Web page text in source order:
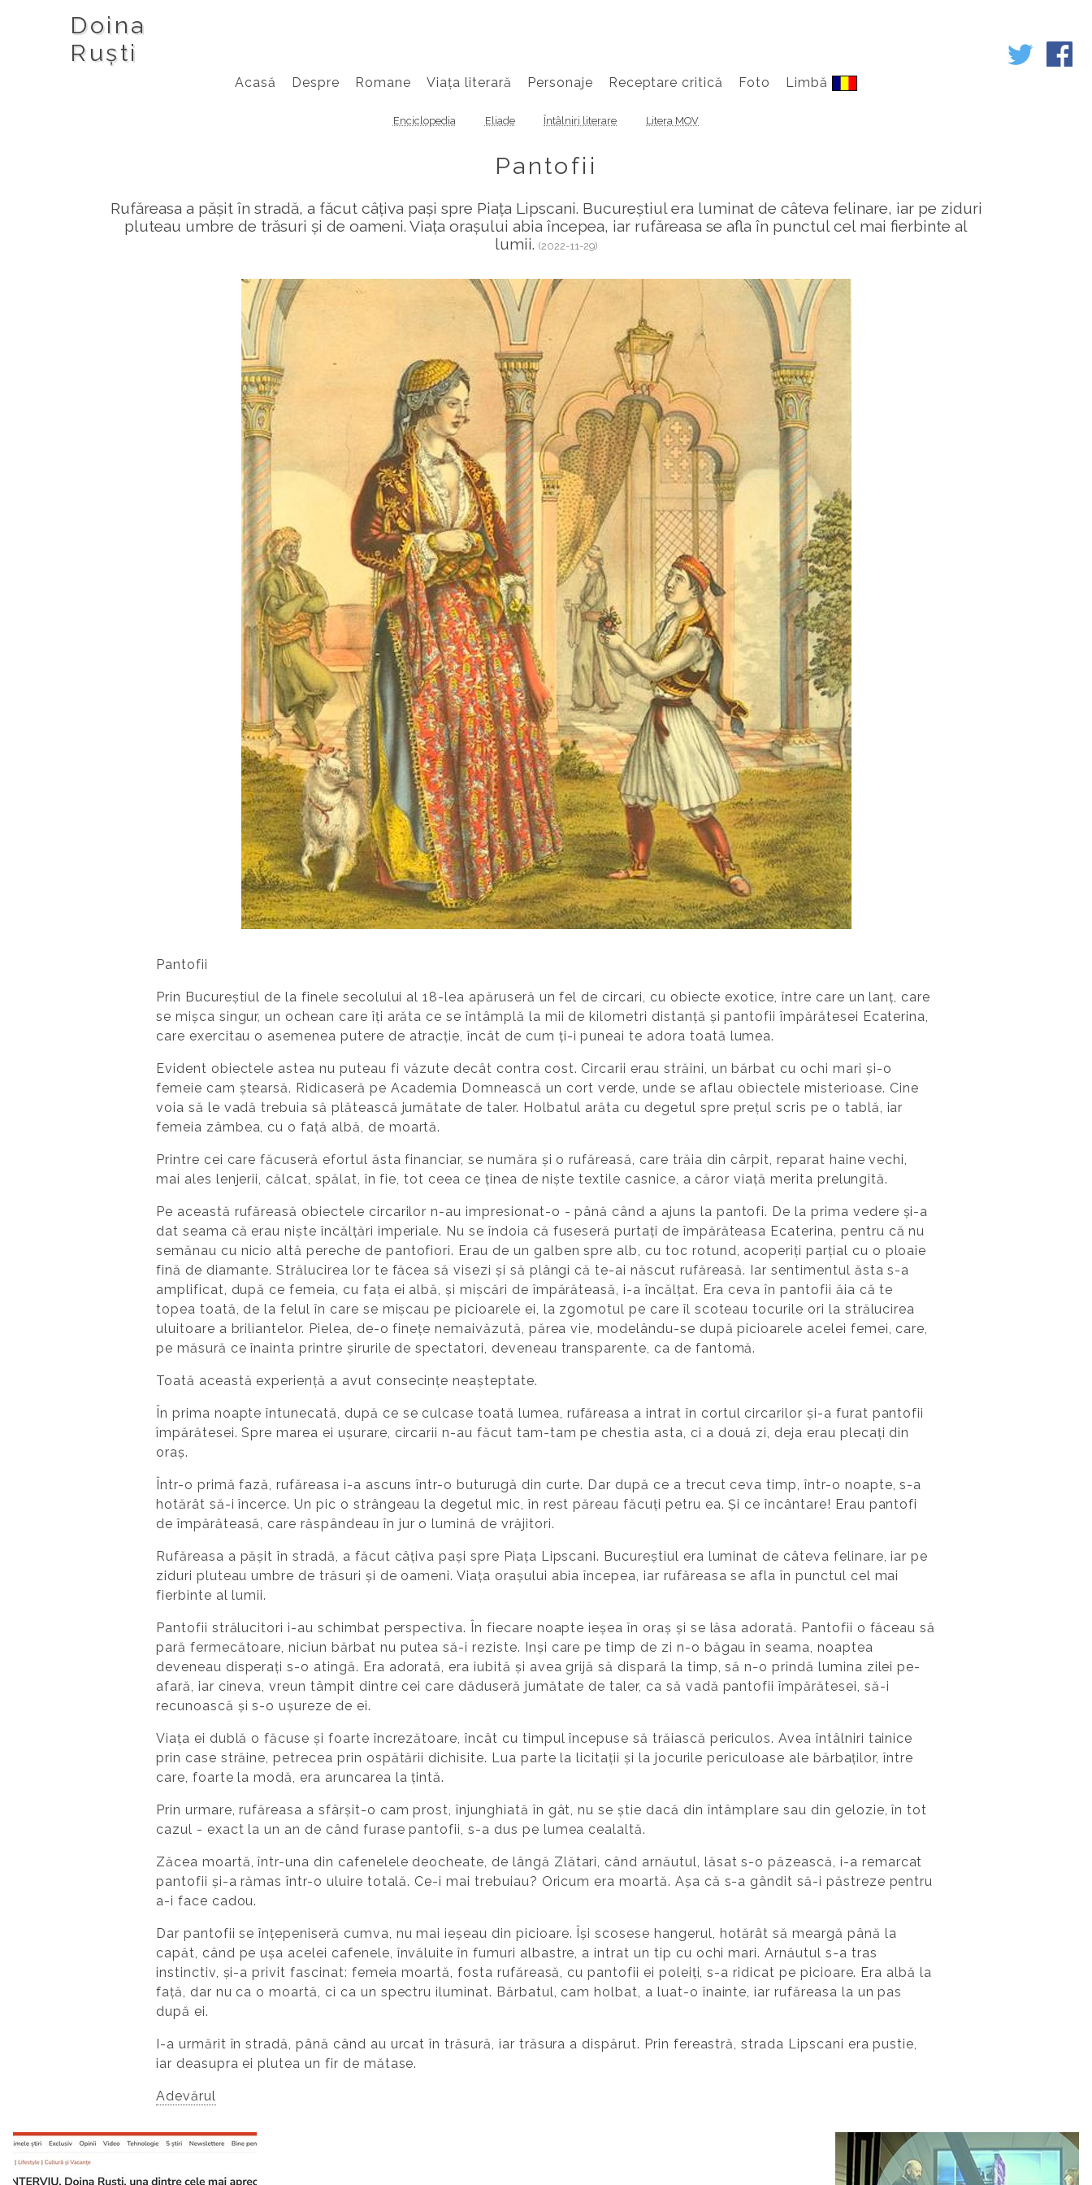
Doina
Ruști
Acasă Despre Romane Viața literară Personaje Receptare critică Foto Limbă
Enciclopedia Eliade Întâlniri literare Litera MOV
Pantofii
Rufăreasa a pășit în stradă, a făcut câțiva pași spre Piața Lipscani. Bucureștiul era luminat de câteva felinare, iar pe ziduri
pluteau umbre de trăsuri și de oameni. Viața orașului abia începea, iar rufăreasa se afla în punctul cel mai fierbinte al
lumii. (2022-11-29)
Pantofii
Prin Bucureștiul de la finele secolului al 18-lea apăruseră un fel de circari, cu obiecte exotice, între care un lanț, care
se mișca singur, un ochean care îți arăta ce se întâmplă la mii de kilometri distanță și pantofii împărătesei Ecaterina,
care exercitau o asemenea putere de atracție, încât de cum ți-i puneai te adora toată lumea.
Evident obiectele astea nu puteau fi văzute decât contra cost. Circarii erau străini, un bărbat cu ochi mari și-o
femeie cam ștearsă. Ridicaseră pe Academia Domnească un cort verde, unde se aflau obiectele misterioase. Cine
voia să le vadă trebuia să plătească jumătate de taler. Holbatul arăta cu degetul spre prețul scris pe o tablă, iar
femeia zâmbea, cu o față albă, de moartă.
Printre cei care făcuseră efortul ăsta financiar, se număra și o rufăreasă, care trăia din cârpit, reparat haine vechi,
mai ales lenjerii, călcat, spălat, în fie, tot ceea ce ținea de niște textile casnice, a căror viață merita prelungită.
Pe această rufăreasă obiectele circarilor n-au impresionat-o - până când a ajuns la pantofi. De la prima vedere și-a
dat seama că erau niște încălțări imperiale. Nu se îndoia că fuseseră purtați de împărăteasa Ecaterina, pentru că nu
semănau cu nicio altă pereche de pantofiori. Erau de un galben spre alb, cu toc rotund, acoperiți parțial cu o ploaie
fină de diamante. Strălucirea lor te făcea să visezi și să plângi că te-ai născut rufăreasă. Iar sentimentul ăsta s-a
amplificat, după ce femeia, cu fața ei albă, și mișcări de împărăteasă, i-a încălțat. Era ceva în pantofii ăia că te
topea toată, de la felul în care se mișcau pe picioarele ei, la zgomotul pe care îl scoteau tocurile ori la strălucirea
uluitoare a briliantelor. Pielea, de-o finețe nemaivăzută, părea vie, modelându-se după picioarele acelei femei, care,
pe măsură ce înainta printre șirurile de spectatori, deveneau transparente, ca de fantomă.
Toată această experiență a avut consecințe neașteptate.
În prima noapte întunecată, după ce se culcase toată lumea, rufăreasa a intrat în cortul circarilor și-a furat pantofii
împărătesei. Spre marea ei ușurare, circarii n-au făcut tam-tam pe chestia asta, ci a două zi, deja erau plecați din
oraș.
Într-o primă fază, rufăreasa i-a ascuns într-o buturugă din curte. Dar după ce a trecut ceva timp, într-o noapte, s-a
hotărât să-i încerce. Un pic o strângeau la degetul mic, în rest păreau făcuți petru ea. Și ce încântare! Erau pantofi
de împărăteasă, care răspândeau în jur o lumină de vrăjitori.
Rufăreasa a pășit în stradă, a făcut câțiva pași spre Piața Lipscani. Bucureștiul era luminat de câteva felinare, iar pe
ziduri pluteau umbre de trăsuri și de oameni. Viața orașului abia începea, iar rufăreasa se afla în punctul cel mai
fierbinte al lumii.
Pantofii strălucitori i-au schimbat perspectiva. În fiecare noapte ieșea în oraș și se lăsa adorată. Pantofii o făceau să
pară fermecătoare, niciun bărbat nu putea să-i reziste. Inși care pe timp de zi n-o băgau în seama, noaptea
deveneau disperați s-o atingă. Era adorată, era iubită și avea grijă să dispară la timp, să n-o prindă lumina zilei pe-
afară, iar cineva, vreun tâmpit dintre cei care dăduseră jumătate de taler, ca să vadă pantofii împărătesei, să-i
recunoască și s-o ușureze de ei.
Viața ei dublă o făcuse și foarte încrezătoare, încât cu timpul începuse să trăiască periculos. Avea întâlniri tainice
prin case străine, petrecea prin ospătării dichisite. Lua parte la licitații și la jocurile periculoase ale bărbaților, între
care, foarte la modă, era aruncarea la țintă.
Prin urmare, rufăreasa a sfârșit-o cam prost, înjunghiată în gât, nu se știe dacă din întâmplare sau din gelozie, în tot
cazul - exact la un an de când furase pantofii, s-a dus pe lumea cealaltă.
Zăcea moartă, într-una din cafenelele deocheate, de lângă Zlătari, când arnăutul, lăsat s-o păzească, i-a remarcat
pantofii și-a rămas într-o uluire totală. Ce-i mai trebuiau? Oricum era moartă. Așa că s-a gândit să-i păstreze pentru
a-i face cadou.
Dar pantofii se înțepeniseră cumva, nu mai ieșeau din picioare. Își scosese hangerul, hotărât să meargă până la
capăt, când pe ușa acelei cafenele, învăluite în fumuri albastre, a intrat un tip cu ochi mari. Arnăutul s-a tras
instinctiv, și-a privit fascinat: femeia moartă, fosta rufăreasă, cu pantofii ei poleiți, s-a ridicat pe picioare. Era albă la
față, dar nu ca o moartă, ci ca un spectru iluminat. Bărbatul, cam holbat, a luat-o înainte, iar rufăreasa la un pas
după ei.
I-a urmărit în stradă, până când au urcat în trăsură, iar trăsura a dispărut. Prin fereastră, strada Lipscani era pustie,
iar deasupra ei plutea un fir de mătase.
Adevărul